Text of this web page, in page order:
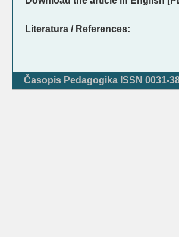
Literatura / References:
Časopis Pedagogika ISSN 0031-